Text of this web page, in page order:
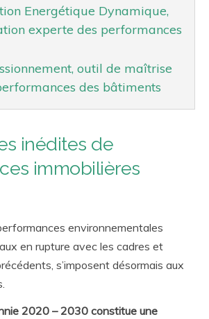
Energétique Dynamique,
experte des performances
outil de maîtrise
des bâtiments
inédites de
immobilières
environnementales
en rupture avec les cadres et
s’imposent désormais aux
2020 – 2030 constitue une